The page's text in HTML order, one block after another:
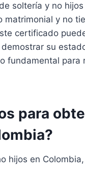
soltería y no
y no
certificado
su
fundamental
para
hijos en